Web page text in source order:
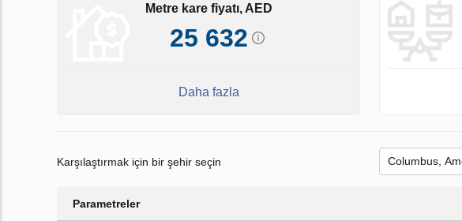
Metre kare fiyatı, AED
25 632
Daha fazla
Karşılaştırmak için bir şehir seçin
Parametreler